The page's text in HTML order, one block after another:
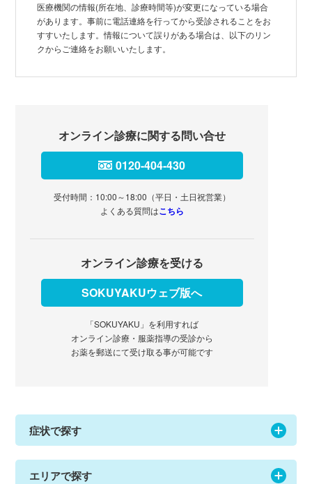
医療機関の情報(所在地、診療時間等)が変更になっている場合
があります。事前に電話連絡を行ってから受診されることをお
すすいたします。情報について誤りがある場合は、以下のリン
クからご連絡をお願いいたします。
オンライン診療に関する問い合せ
0120-404-430
受付時間：10:00～18:00（平日・土日祝営業）
よくある質問はこちら
オンライン診療を受ける
SOKUYAKUウェブ版へ
「SOKUYAKU」を利用すれば
オンライン診療・服薬指導の受診から
お薬を郵送にて受け取る事が可能です
症状で探す
エリアで探す